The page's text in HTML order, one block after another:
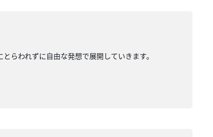
らわれずに自由な発想で展開していきます。